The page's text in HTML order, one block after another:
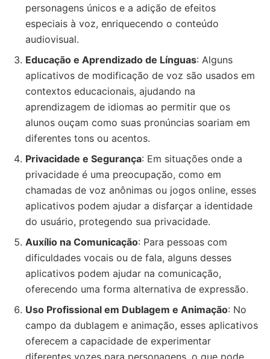
personagens únicos e a adição de efeitos
especiais à voz, enriquecendo o conteúdo
audiovisual.
Educação e Aprendizado de Línguas: Alguns
aplicativos de modificação de voz são usados em
contextos educacionais, ajudando na
aprendizagem de idiomas ao permitir que os
alunos ouçam como suas pronúncias soariam em
diferentes tons ou acentos.
Privacidade e Segurança: Em situações onde a
privacidade é uma preocupação, como em
chamadas de voz anônimas ou jogos online, esses
aplicativos podem ajudar a disfarçar a identidade
do usuário, protegendo sua privacidade.
Auxílio na Comunicação: Para pessoas com
dificuldades vocais ou de fala, alguns desses
aplicativos podem ajudar na comunicação,
oferecendo uma forma alternativa de expressão.
Uso Profissional em Dublagem e Animação: No
campo da dublagem e animação, esses aplicativos
oferecem a capacidade de experimentar
diferentes vozes para personagens, o que pode